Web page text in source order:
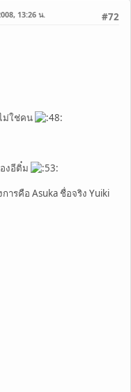
#72
13:26 น.
ม่ใช่คน
งอีติ๋ม
ารคือ Asuka ชื่อจริง Yuiki